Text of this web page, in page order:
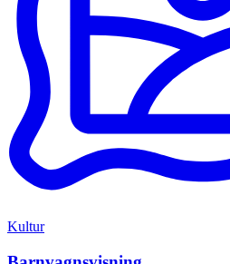
Kultur